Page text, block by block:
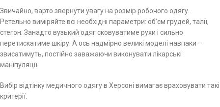
Звичайно, варто звернути увагу на розмір робочого одягу.
Ретельно виміряйте всі необхідні параметри: об’єм грудей, талії,
стегон. Занадто вузький одяг сковуватиме рухи і сильно
перетискатиме шкіру. А ось надмірно великі моделі навпаки –
звисатимуть, постійно заважаючи виконувати лікарські
маніпуляції.
Вибір відтінку медичного одягу в Херсоні вимагає враховувати такі
критерії: